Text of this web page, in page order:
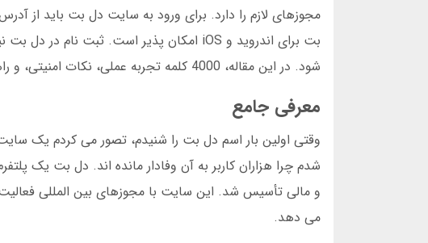
مجوزهای لازم را دارد. برای ورود به سایت دل بت باید از
شود. در این مقاله، 4000 کلمه تجربه عملی، نکات امنیتی، و راهکارهای دسترسی به دل بت بدون فیلتر را بررسی می کنیم.
معرفی جامع
و مالی تأسیس شد. این سایت با مجوزهای بین المللی
می دهد.